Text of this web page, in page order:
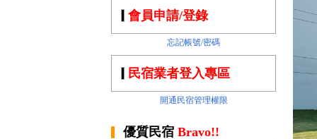
會員申請/登錄
忘記帳號/密碼
民宿業者登入專區
開通民宿管理權限
優質民宿 Bravo!!